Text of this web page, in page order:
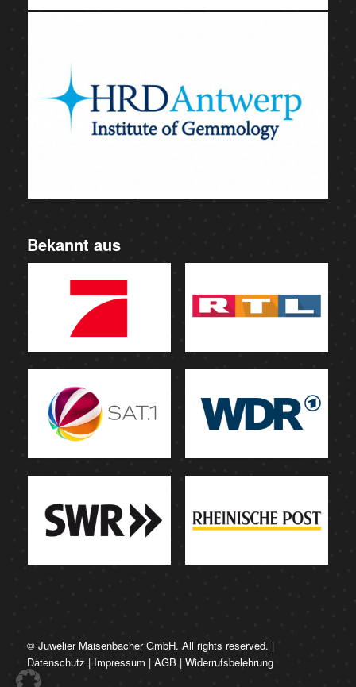
Bekannt aus
© Juwelier Maisenbacher GmbH. All rights reserved. |
Datenschutz | Impressum | AGB | Widerrufsbelehrung